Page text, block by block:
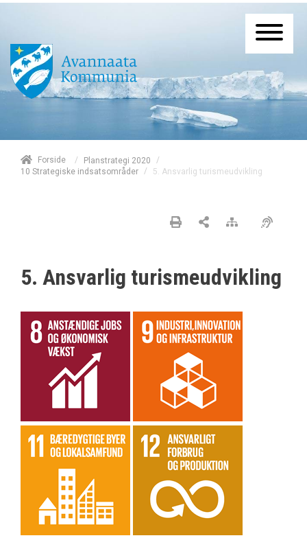
Forside / Planstrategi 2020
/
10 Strategiske indsatsområder
/ 5. Ansvarlig turismeudvikling
5. Ansvarlig turismeudvikling